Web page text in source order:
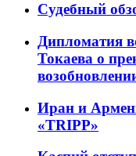
Судебный
Дипломатия
Токаева о
Иран и
«TRIPP»